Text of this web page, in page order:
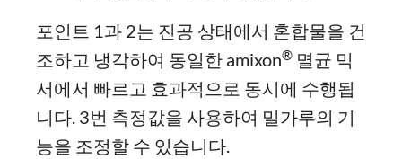
포인트 1과 2는 진공 상태에서 혼합물을 건
조하고 냉각하여 동일한 amixon® 멸균 믹
서에서 빠르고 효과적으로 동시에 수행됩
니다. 3번 측정값을 사용하여 밀가루의 기
능을 조정할 수 있습니다.